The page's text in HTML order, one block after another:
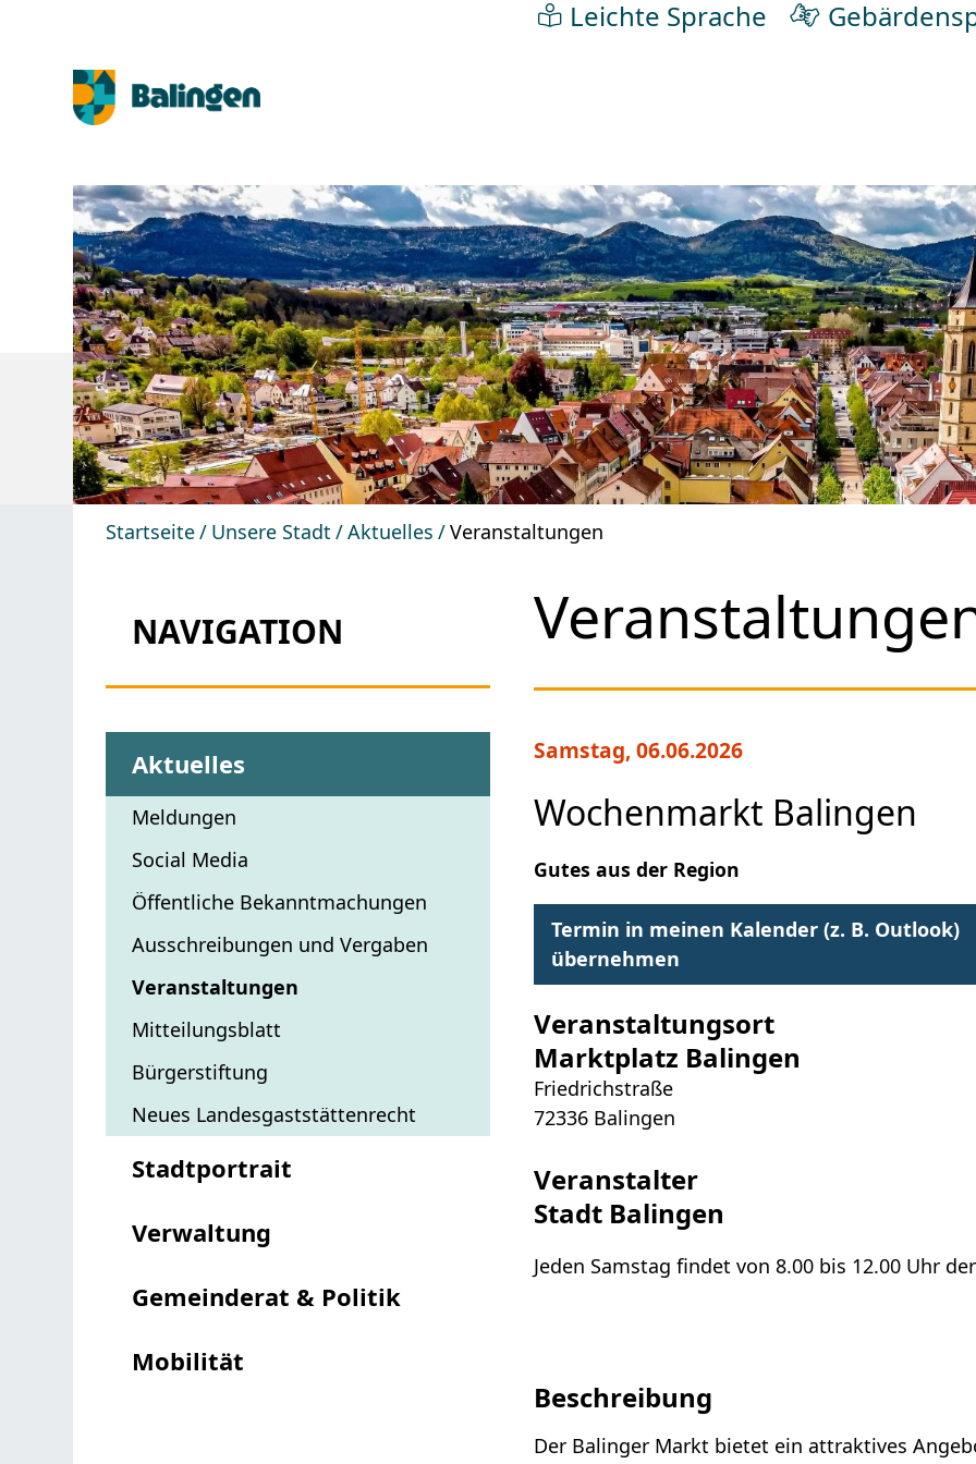
Leichte Sprache
Startseite Unsere Stadt Aktuelles Veranstaltungen
NAVIGATION
Aktuelles
Meldungen
Social Media
Öffentliche Bekanntmachungen
Ausschreibungen und Vergaben
Veranstaltungen
Mitteilungsblatt
Bürgerstiftung
Neues Landesgaststättenrecht
Stadtportrait
Verwaltung
Gemeinderat & Politik
Mobilität
Samstag, 06.06.2026
Wochenmarkt Balingen
Gutes aus der Region
Termin in meinen Kalender (z. B. Outlook)
übernehmen
Veranstaltungsort
Marktplatz Balingen
Friedrichstraße
72336 Balingen
Veranstalter
Stadt Balingen
Jeden Samstag findet von 8.00 bis 12.00 Uhr
Beschreibung
Der Balinger Markt bietet ein attraktives